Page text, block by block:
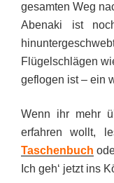
gesamten Weg
Abenaki ist
Flügelschlägen
geflogen ist – ein
Wenn ihr mehr
erfahren wollt,
Taschenbuch
Ich geh‘ jetzt ins